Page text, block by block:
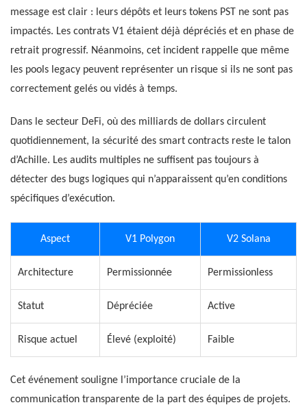
message est clair : leurs dépôts et leurs tokens PST ne sont pas
impactés. Les contrats V1 étaient déjà dépréciés et en phase de
retrait progressif. Néanmoins, cet incident rappelle que même
les pools legacy peuvent représenter un risque si ils ne sont pas
correctement gelés ou vidés à temps.
Dans le secteur DeFi, où des milliards de dollars circulent
quotidiennement, la sécurité des smart contracts reste le talon
d’Achille. Les audits multiples ne suffisent pas toujours à
détecter des bugs logiques qui n’apparaissent qu’en conditions
spécifiques d’exécution.
Aspect V1 Polygon V2 Solana
Architecture Permissionnée Permissionless
Statut Dépréciée Active
Risque actuel Élevé (exploité) Faible
Cet événement souligne l’importance cruciale de la
communication transparente de la part des équipes de projets.